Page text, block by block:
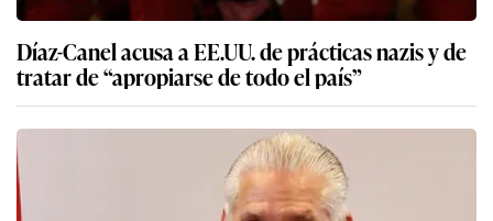
Díaz-Canel acusa a EE.UU. de prácticas nazis y de
tratar de “apropiarse de todo el país”